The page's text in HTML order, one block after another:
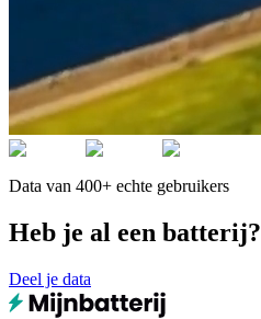
Data van 400+ echte gebruikers
Heb je al een batterij?
Deel je data